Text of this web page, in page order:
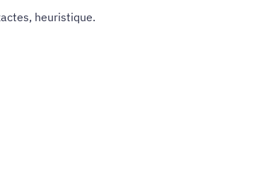
heuristique.